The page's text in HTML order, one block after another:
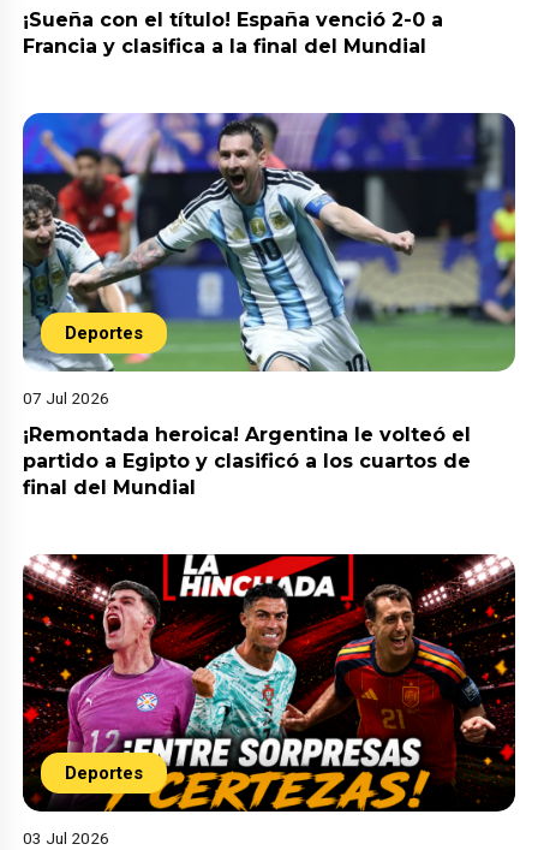
¡Sueña con el título! España venció 2-0 a
Francia y clasifica a la final del Mundial
Deportes
07 Jul 2026
¡Remontada heroica! Argentina le volteó el
partido a Egipto y clasificó a los cuartos de
final del Mundial
Deportes
03 Jul 2026